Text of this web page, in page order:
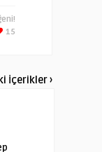
15
İçerikler ›